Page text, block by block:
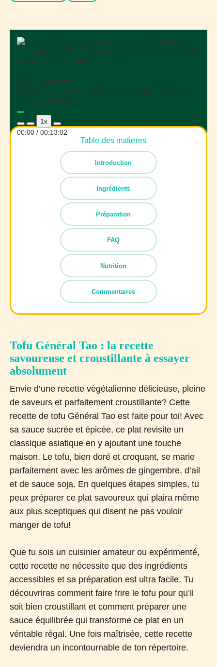
C'est bon bon bon
Général Tao maison : astuces pour une sauce équilibrée et
un bon croustillant
Play
Episode
1x
00:00 / 00:13:02
Table des matières
Introduction
Ingrédients
Préparation
FAQ
Nutrition
Commentaires
Tofu Général Tao : la recette
savoureuse et croustillante à essayer
absolument
Envie d’une recette végétalienne délicieuse, pleine
de saveurs et parfaitement croustillante? Cette
recette de tofu Général Tao est faite pour toi! Avec
sa sauce sucrée et épicée, ce plat revisite un
classique asiatique en y ajoutant une touche
maison. Le tofu, bien doré et croquant, se marie
parfaitement avec les arômes de gingembre, d’ail
et de sauce soja. En quelques étapes simples, tu
peux préparer ce plat savoureux qui plaira même
aux plus sceptiques qui disent ne pas vouloir
manger de tofu!
Que tu sois un cuisinier amateur ou expérimenté,
cette recette ne nécessite que des ingrédients
accessibles et sa préparation est ultra facile. Tu
découvriras comment faire frire le tofu pour qu’il
soit bien croustillant et comment préparer une
sauce équilibrée qui transforme ce plat en un
véritable régal. Une fois maîtrisée, cette recette
deviendra un incontournable de ton répertoire.